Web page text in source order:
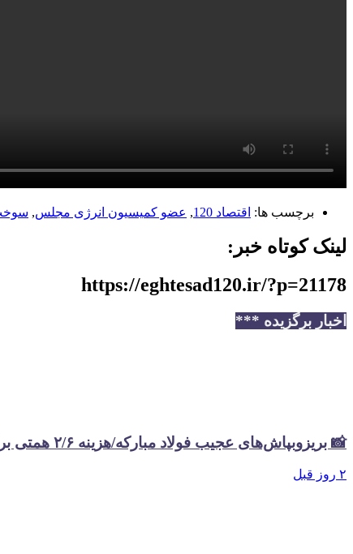
برچسب ها: اقتصاد 120 , عضو کمیسیون انرژی مجلس,
لینک کوتاه خبر:
https://eghtesad120.ir/?p=21178
اخبار برگزیده ***
📸 بریزوبپاش‌های عجیب فولاد مبارکه/هزینه ۲/۶ همتی برای تبلیغات در سال گذشته
۲ روز قبل